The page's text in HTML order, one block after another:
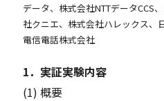
データ、株式会社NTTデータCCS
社クニエ、株式会社ハレックス、
電信電話株式会社
1．実証実験内容
(1) 概要